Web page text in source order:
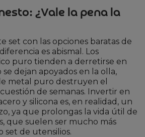
¿Vale la pena la
set con las opciones baratas de
es abismal. Los
puro tienden a derretirse en
se dejan apoyados en la olla,
metal puro destruyen el
de semanas. Invertir en
y silicona es, en realidad, un
ya que prolongas la vida útil de
que suelen ser mucho más
set de utensilios.